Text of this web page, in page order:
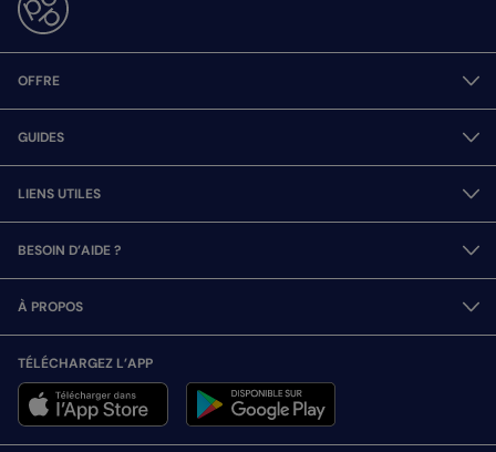
OFFRE
GUIDES
LIENS UTILES
BESOIN D’AIDE ?
À PROPOS
TÉLÉCHARGEZ L’APP